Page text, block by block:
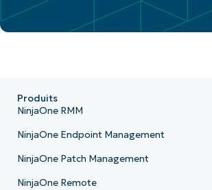
Produits
NinjaOne RMM
NinjaOne Endpoint Management
NinjaOne Patch Management
NinjaOne Remote